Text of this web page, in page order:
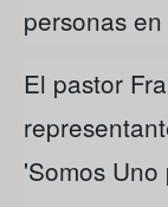
personas
El pastor
'Somos